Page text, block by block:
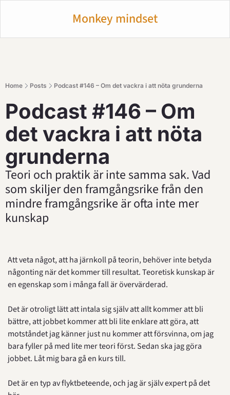
Monkey mindset
Home Posts Podcast #146 – Om det vackra i att nöta grunderna
Podcast #146 – Om
det vackra i att nöta
grunderna
Teori och praktik är inte samma sak. Vad
som skiljer den framgångsrike från den
mindre framgångsrike är ofta inte mer
kunskap
Att veta något, att ha järnkoll på teorin, behöver inte betyda
någonting när det kommer till resultat. Teoretisk kunskap är
en egenskap som i många fall är övervärderad.
Det är otroligt lätt att intala sig själv att allt kommer att bli
bättre, att jobbet kommer att bli lite enklare att göra, att
motståndet jag känner just nu kommer att försvinna, om jag
bara fyller på med lite mer teori först. Sedan ska jag göra
jobbet. Låt mig bara gå en kurs till.
Det är en typ av flyktbeteende, och jag är själv expert på det